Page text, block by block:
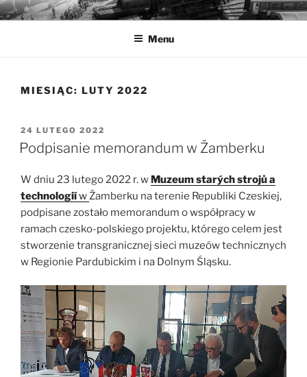
Przejdź
do
MUZEA TECHNIKI
Ochrona zabytków techniki
Menu
MIESIĄC: LUTY 2022
OPUBLIKOWANE
W
24 LUTEGO 2022
Podpisanie memorandum w Žamberku
W dniu 23 lutego 2022 r. w Muzeum starých strojů a
technologiíwŽamberku na terenie Republiki Czeskiej,
podpisane zostało memorandum o współpracy w
ramach czesko-polskiego projektu, którego celem jest
stworzenie transgranicznej sieci muzeów technicznych
w Regionie Pardubickim i na Dolnym Śląsku.